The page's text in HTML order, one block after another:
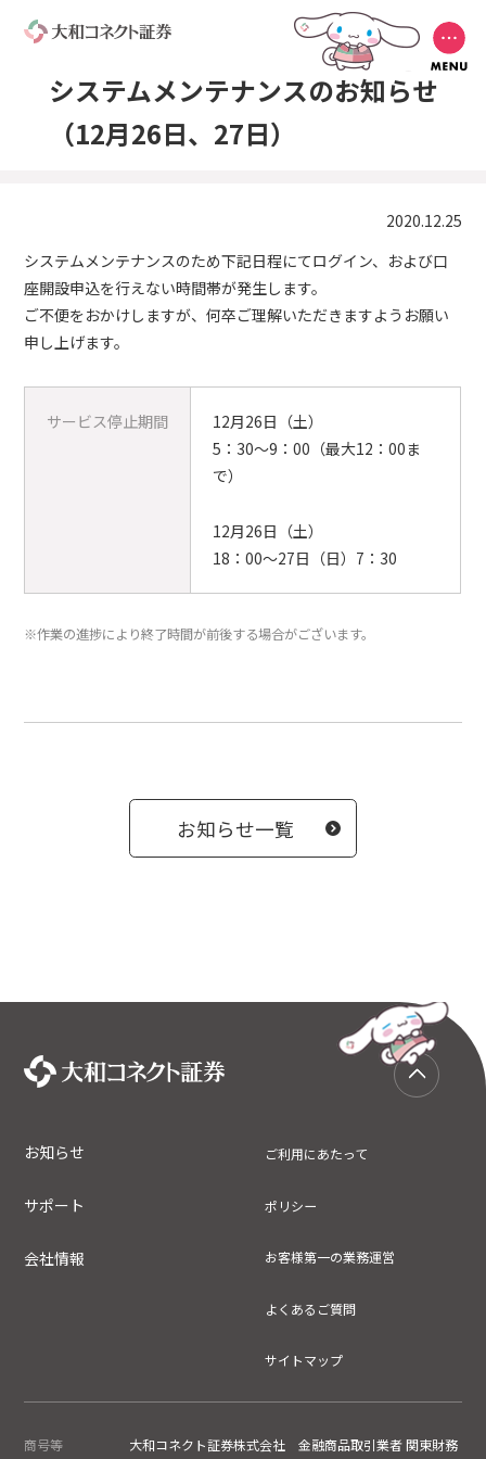
システムメンテナンスのお知らせ
（12月26日、27日）
2020.12.25
システムメンテナンスのため下記日程にてログイン、および口
座開設申込を行えない時間帯が発生します。
ご不便をおかけしますが、何卒ご理解いただきますようお願い
申し上げます。
サービス停止期間
12月26日（土）
5：30～9：00（最大12：00ま
で）
12月26日（土）
18：00～27日（日）7：30
※作業の進捗により終了時間が前後する場合がございます。
お知らせ一覧
お知らせ
サポート
会社情報
ご利用にあたって
ポリシー
お客様第一の業務運営
よくあるご質問
サイトマップ
商号等
大和コネクト証券株式会社 金融商品取引業者 関東財務